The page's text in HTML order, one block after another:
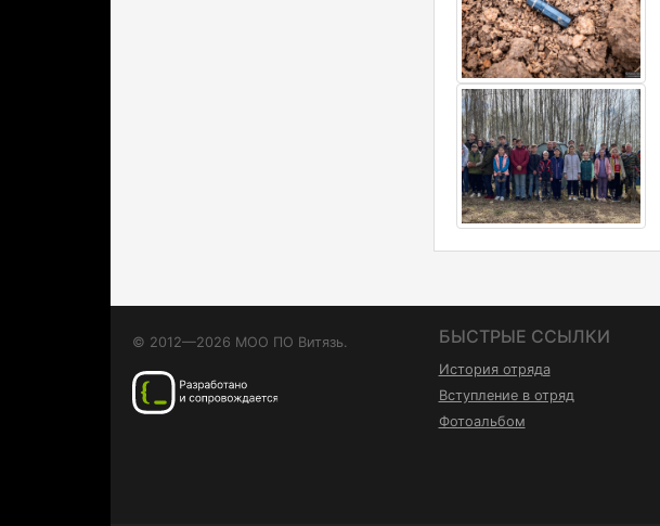
© 2012—2026 МОО ПО Витязь. БЫСТРЫЕ ССЫЛКИ
История отряда
Вступление в отряд
Фотоальбом